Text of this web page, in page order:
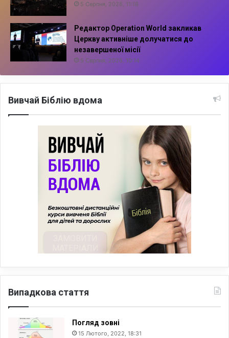
5 Серпня, 2026, 11:16
Редактор Operation World закликав
Церкву активніше долучатися до
незавершеної місії
5 Серпня, 2026, 10:14
Вивчай Біблію вдома
Випадкова стаття
Погляд зовні
15 Лютого, 2022, 18:31